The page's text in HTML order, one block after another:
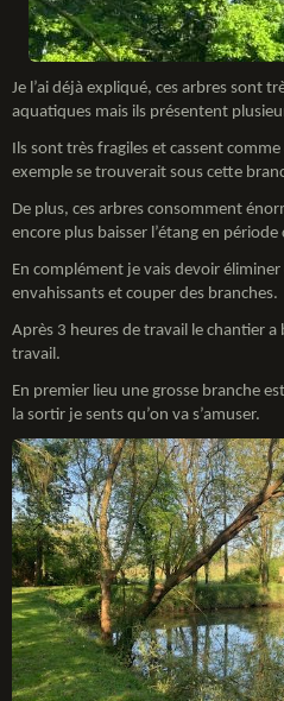
Je l’ai déjà expliqué, ces arbres sont
aquatiques mais ils présentent
Ils sont très fragiles et cassent
exemple se trouverait sous cette
De plus, ces arbres consomment
encore plus baisser l’étang en période
En complément je vais devoir
envahissants et couper des branches.
Après 3 heures de travail le chantier a
travail.
En premier lieu une grosse branche
la sortir je sents qu’on va s’amuser.